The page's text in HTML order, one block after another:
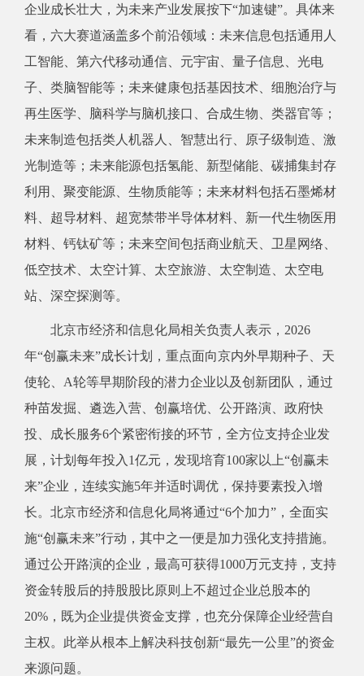
企业成长壮大，为未来产业发展按下“加速键”。具体来
看，六大赛道涵盖多个前沿领域：未来信息包括通用人
工智能、第六代移动通信、元宇宙、量子信息、光电
子、类脑智能等；未来健康包括基因技术、细胞治疗与
再生医学、脑科学与脑机接口、合成生物、类器官等；
未来制造包括类人机器人、智慧出行、原子级制造、激
光制造等；未来能源包括氢能、新型储能、碳捕集封存
利用、聚变能源、生物质能等；未来材料包括石墨烯材
料、超导材料、超宽禁带半导体材料、新一代生物医用
材料、钙钛矿等；未来空间包括商业航天、卫星网络、
低空技术、太空计算、太空旅游、太空制造、太空电
站、深空探测等。
北京市经济和信息化局相关负责人表示，2026
年“创赢未来”成长计划，重点面向京内外早期种子、天
使轮、A轮等早期阶段的潜力企业以及创新团队，通过
种苗发掘、遴选入营、创赢培优、公开路演、政府快
投、成长服务6个紧密衔接的环节，全方位支持企业发
展，计划每年投入1亿元，发现培育100家以上“创赢未
来”企业，连续实施5年并适时调优，保持要素投入增
长。北京市经济和信息化局将通过“6个加力”，全面实
施“创赢未来”行动，其中之一便是加力强化支持措施。
通过公开路演的企业，最高可获得1000万元支持，支持
资金转股后的持股股比原则上不超过企业总股本的
20%，既为企业提供资金支撑，也充分保障企业经营自
主权。此举从根本上解决科技创新“最先一公里”的资金
来源问题。